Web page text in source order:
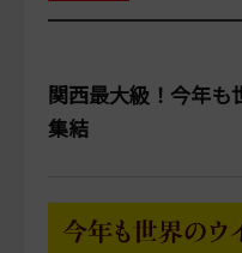
関西最大級！今年も
集結